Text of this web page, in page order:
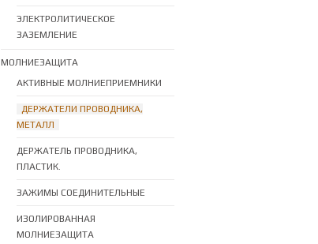
ЭЛЕКТРОЛИТИЧЕСКОЕ
ЗАЗЕМЛЕНИЕ
МОЛНИЕЗАЩИТА
АКТИВНЫЕ МОЛНИЕПРИЕМНИКИ
ДЕРЖАТЕЛИ ПРОВОДНИКА,
МЕТАЛЛ
ДЕРЖАТЕЛЬ ПРОВОДНИКА,
ПЛАСТИК.
ЗАЖИМЫ СОЕДИНИТЕЛЬНЫЕ
ИЗОЛИРОВАННАЯ
МОЛНИЕЗАЩИТА